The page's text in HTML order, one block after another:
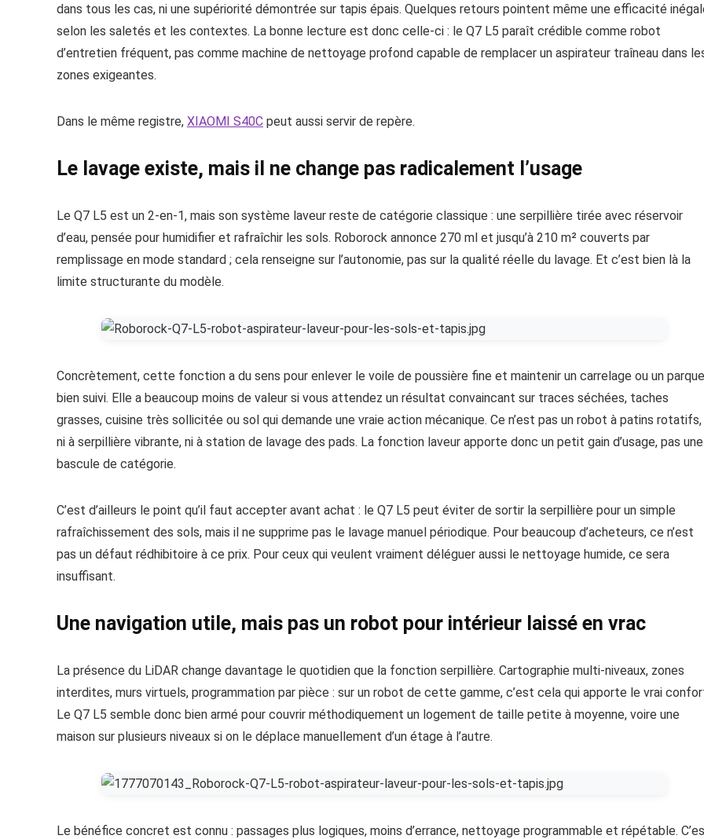
dans tous les cas, ni une supériorité démontrée sur tapis épais. Quelques retours pointent même une efficacité
selon les saletés et les contextes. La bonne lecture est donc celle-ci : le Q7 L5 paraît crédible comme robot
d’entretien fréquent, pas comme machine de nettoyage profond capable de remplacer un aspirateur traîneau dans
zones exigeantes.
Dans le même registre, XIAOMI S40C peut aussi servir de repère.
Le lavage existe, mais il ne change pas radicalement l’usage
Le Q7 L5 est un 2-en-1, mais son système laveur reste de catégorie classique : une serpillière tirée avec réservoir
d’eau, pensée pour humidifier et rafraîchir les sols. Roborock annonce 270 ml et jusqu’à 210 m² couverts par
remplissage en mode standard ; cela renseigne sur l’autonomie, pas sur la qualité réelle du lavage. Et c’est bien là la
limite structurante du modèle.
Concrètement, cette fonction a du sens pour enlever le voile de poussière fine et maintenir un carrelage ou un
bien suivi. Elle a beaucoup moins de valeur si vous attendez un résultat convaincant sur traces séchées, taches
grasses, cuisine très sollicitée ou sol qui demande une vraie action mécanique. Ce n’est pas un robot à patins rotatifs,
ni à serpillière vibrante, ni à station de lavage des pads. La fonction laveur apporte donc un petit gain d’usage, pas une
bascule de catégorie.
C’est d’ailleurs le point qu’il faut accepter avant achat : le Q7 L5 peut éviter de sortir la serpillière pour un simple
rafraîchissement des sols, mais il ne supprime pas le lavage manuel périodique. Pour beaucoup d’acheteurs, ce n’est
pas un défaut rédhibitoire à ce prix. Pour ceux qui veulent vraiment déléguer aussi le nettoyage humide, ce sera
insuffisant.
Une navigation utile, mais pas un robot pour intérieur laissé en vrac
La présence du LiDAR change davantage le quotidien que la fonction serpillière. Cartographie multi-niveaux, zones
interdites, murs virtuels, programmation par pièce : sur un robot de cette gamme, c’est cela qui apporte le vrai
Le Q7 L5 semble donc bien armé pour couvrir méthodiquement un logement de taille petite à moyenne, voire une
maison sur plusieurs niveaux si on le déplace manuellement d’un étage à l’autre.
Le bénéfice concret est connu : passages plus logiques, moins d’errance, nettoyage programmable et répétable.